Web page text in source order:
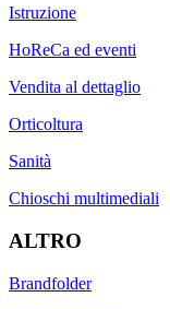
Istruzione
HoReCa ed eventi
Vendita al dettaglio
Orticoltura
Sanità
Chioschi multimediali
ALTRO
Brandfolder